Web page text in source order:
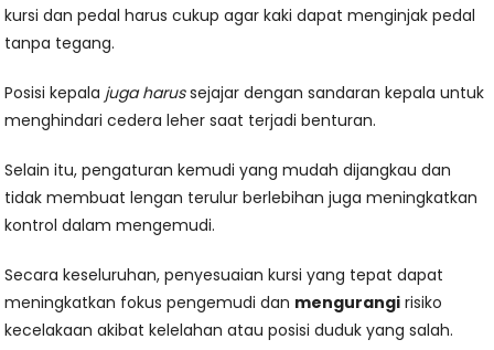
kursi dan pedal harus cukup agar kaki dapat menginjak pedal
tanpa tegang.
Posisi kepala juga harussejajar dengan sandaran kepala untuk
menghindari cedera leher saat terjadi benturan.
Selain itu, pengaturan kemudi yang mudah dijangkau dan
tidak membuat lengan terulur berlebihan juga meningkatkan
kontrol dalam mengemudi.
Secara keseluruhan, penyesuaian kursi yang tepat dapat
meningkatkan fokus pengemudi dan mengurangi risiko
kecelakaan akibat kelelahan atau posisi duduk yang salah.